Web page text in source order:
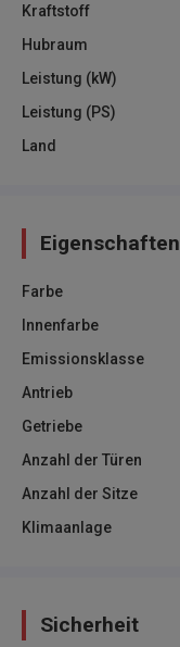
Kraftstoff
Hubraum
Leistung (kW)
Leistung (PS)
Land
Eigenschaften
Farbe
Innenfarbe
Emissionsklasse
Antrieb
Getriebe
Anzahl der Türen
Anzahl der Sitze
Klimaanlage
Sicherheit